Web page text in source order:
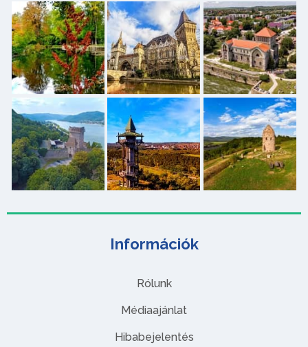
Információk
Rólunk
Médiaajánlat
Hibabejelentés